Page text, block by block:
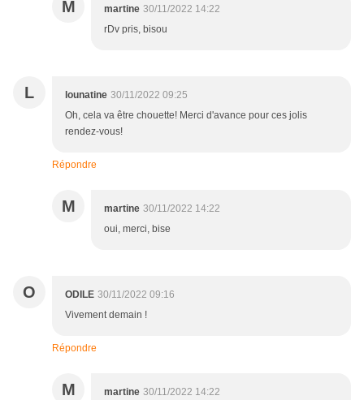
M martine 30/11/2022 14:22
rDv pris, bisou
L lounatine 30/11/2022 09:25
Oh, cela va être chouette! Merci d'avance pour ces jolis
rendez-vous!
Répondre
M martine 30/11/2022 14:22
oui, merci, bise
O ODILE 30/11/2022 09:16
Vivement demain !
Répondre
M martine 30/11/2022 14:22